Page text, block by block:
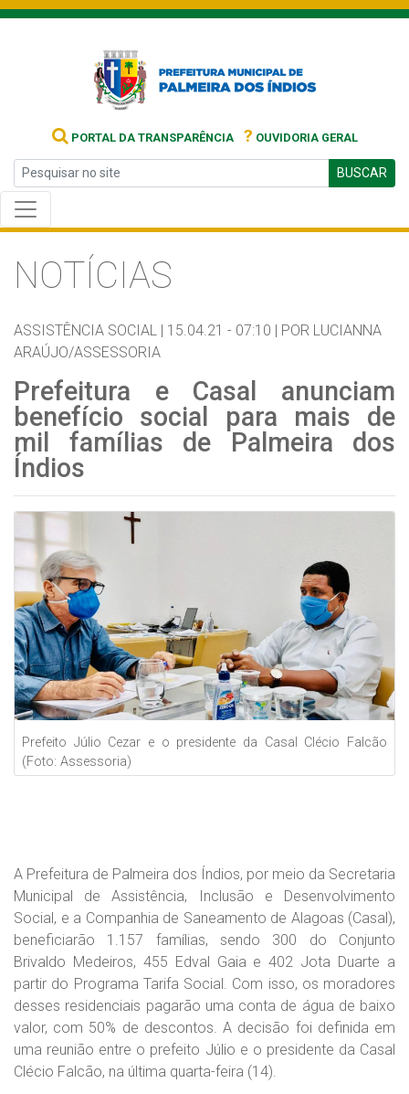
PORTAL DA TRANSPARÊNCIA ? OUVIDORIA GERAL
BUSCAR
NOTÍCIAS
ASSISTÊNCIA SOCIAL | 15.04.21 - 07:10 | POR LUCIANNA
ARAÚJO/ASSESSORIA
Prefeitura e Casal anunciam
benefício social para mais de
mil famílias de Palmeira dos
Índios
Prefeito Júlio Cezar e o presidente da Casal Clécio Falcão
(Foto: Assessoria)
A Prefeitura de Palmeira dos Índios, por meio da Secretaria
Municipal de Assistência, Inclusão e Desenvolvimento
Social, e a Companhia de Saneamento de Alagoas (Casal),
beneficiarão 1.157 famílias, sendo 300 do Conjunto
Brivaldo Medeiros, 455 Edval Gaia e 402 Jota Duarte a
partir do Programa Tarifa Social. Com isso, os moradores
desses residenciais pagarão uma conta de água de baixo
valor, com 50% de descontos. A decisão foi definida em
uma reunião entre o prefeito Júlio e o presidente da Casal
Clécio Falcão, na última quarta-feira (14).